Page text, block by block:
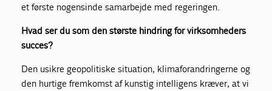
et første nogensinde samarbejde med regeringen.
Hvad ser du som den største hindring for virksomheders
succes?
Den usikre geopolitiske situation, klimaforandringerne og
den hurtige fremkomst af kunstig intelligens kræver, at vi